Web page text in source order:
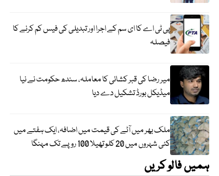
پی ٹی اے کا ای سم کے اجرا اور تبدیلی کی فیس کم کرنے کا
فیصلہ
میر رضا کی قبر کشائی کا معاملہ، سندھ حکومت نے نیا
میڈیکل بورڈ تشکیل دے دیا
ملک بھر میں آٹے کی قیمت میں اضافہ، ایک ہفتے میں
کئی شہروں میں 20 کلو تھیلا 100 روپے تک مہنگا
ہمیں فالو کریں